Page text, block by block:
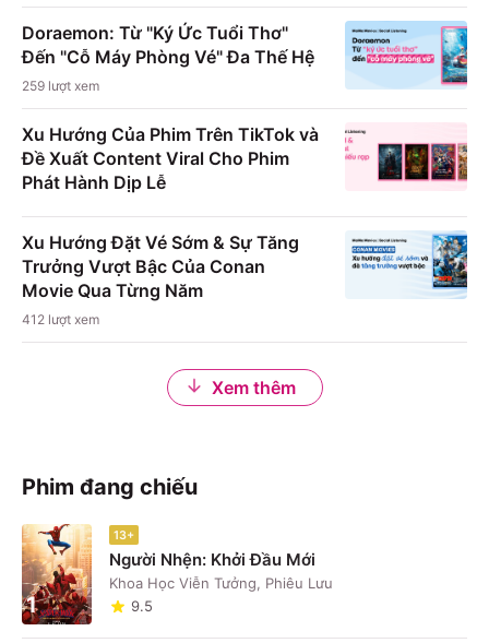
Doraemon: Từ "Ký Ức Tuổi Thơ"
Đến "Cỗ Máy Phòng Vé" Đa Thế Hệ
259 lượt xem
Xu Hướng Của Phim Trên TikTok và
Đề Xuất Content Viral Cho Phim
Phát Hành Dịp Lễ
Xu Hướng Đặt Vé Sớm & Sự Tăng
Trưởng Vượt Bậc Của Conan
Movie Qua Từng Năm
412 lượt xem
Xem thêm
Phim đang chiếu
1
13+
Người Nhện: Khởi Đầu Mới
Khoa Học Viễn Tưởng, Phiêu Lưu
9.5